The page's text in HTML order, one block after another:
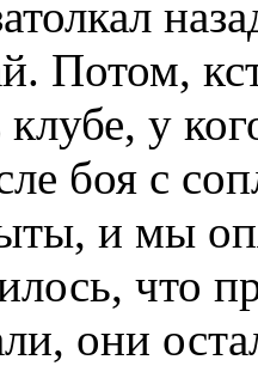
Потом,
клубе, у
боя с
и мы
что
они